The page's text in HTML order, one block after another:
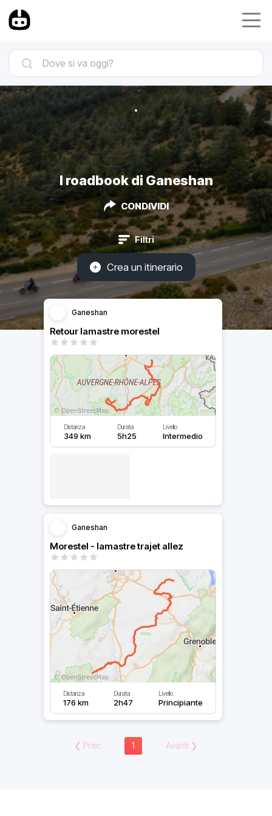
I roadbook di Ganeshan
CONDIVIDI
Filtri
Crea un itinerario
Ganeshan
Retour lamastre morestel
Distanza
349 km
Durata
5h25
Livello
Intermedio
Ganeshan
Morestel - lamastre trajet allez
Distanza
176 km
Durata
2h47
Livello
Principiante
❮ Prec 1 Avanti ❯